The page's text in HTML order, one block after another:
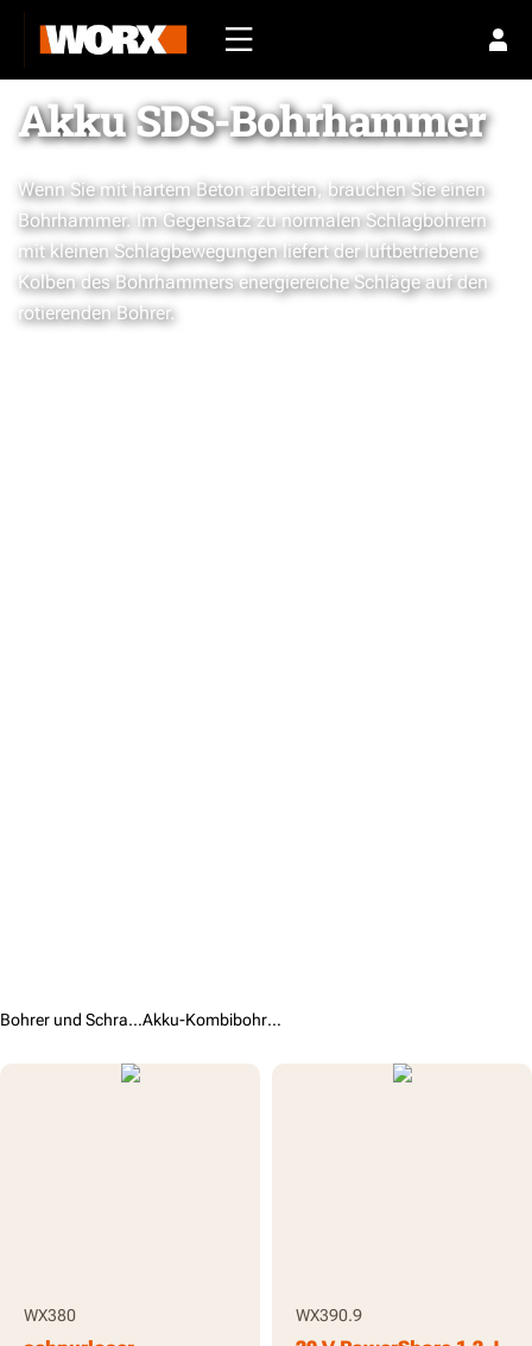
Akku SDS-Bohrhammer
Wenn Sie mit hartem Beton arbeiten, brauchen Sie einen
Bohrhammer. Im Gegensatz zu normalen Schlagbohrern
mit kleinen Schlagbewegungen liefert der luftbetriebene
Kolben des Bohrhammers energiereiche Schläge auf den
rotierenden Bohrer.
Bohrer und Schraubendreher / Akku-Kombibohrmaschinen
WX380 WX390.9